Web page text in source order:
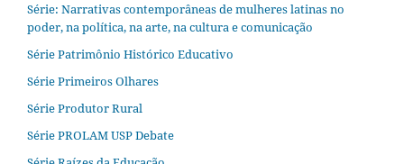
Série: Narrativas contemporâneas de mulheres latinas no
poder, na política, na arte, na cultura e comunicação
Série Patrimônio Histórico Educativo
Série Primeiros Olhares
Série Produtor Rural
Série PROLAM USP Debate